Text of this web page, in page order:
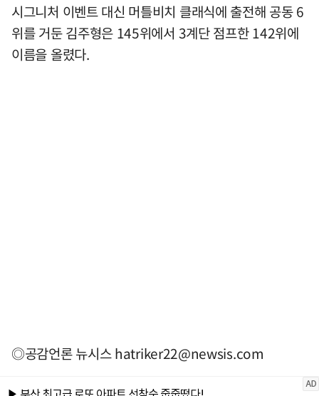
시그니처 이벤트 대신 머틀비치 클래식에 출전해 공동 6
위를 거둔 김주형은 145위에서 3계단 점프한 142위에
이름을 올렸다.
◎공감언론 뉴시스hatriker22@newsis.com